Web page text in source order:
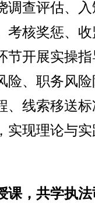
调查评估、
考核奖惩、
节开展实操
险、职务风
、线索移送
实现理论与
，共学执法